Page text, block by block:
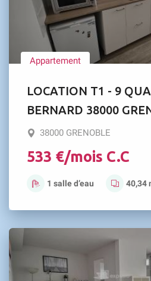
Appartement
LOCATION T1 - 9
BERNARD 38000
38000 GRENOBLE
533 €/mois C.C
1 salle d’eau 40,34